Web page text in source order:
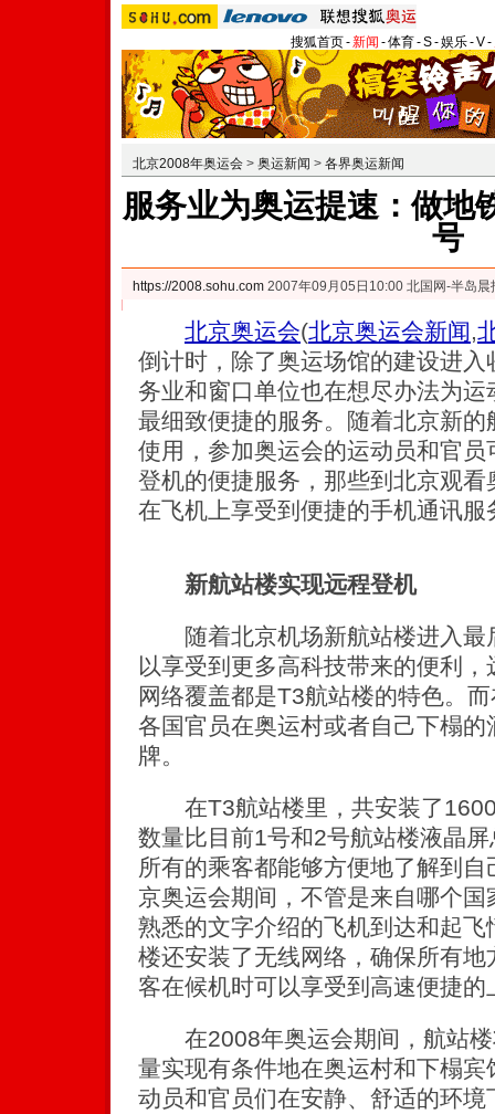
搜狐首页-新闻 -体育-S-娱乐-V-
北京2008年奥运会 > 奥运新闻 > 各界奥运新闻
服务业为奥运提速：做地
号
https://2008.sohu.com 2007年09月05日10:00 北国网-半岛晨
北京奥运会(北京奥运会新闻,
倒计时，除了奥运场馆的建设进
务业和窗口单位也在想尽办法为
最细致便捷的服务。随着北京新
使用，参加奥运会的运动员和官
登机的便捷服务，那些到北京观
在飞机上享受到便捷的手机通讯服
新航站楼实现远程登机
随着北京机场新航站楼进入最
以享受到更多高科技带来的便利
网络覆盖都是T3航站楼的特色。
各国官员在奥运村或者自己下榻
牌。
在T3航站楼里，共安装了1600
数量比目前1号和2号航站楼液晶
所有的乘客都能够方便地了解到
京奥运会期间，不管是来自哪个
熟悉的文字介绍的飞机到达和起
楼还安装了无线网络，确保所有
客在候机时可以享受到高速便捷的
在2008年奥运会期间，航站楼
量实现有条件地在奥运村和下榻
动员和官员们在安静、舒适的环